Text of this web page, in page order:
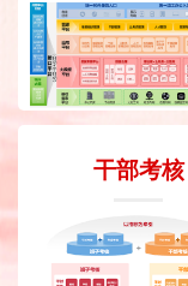
干部考核